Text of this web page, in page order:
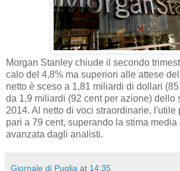
Morgan Stanley chiude il secondo
calo del 4,8% ma superiori alle attese
netto è sceso a 1,81 miliardi di dollari
da 1,9 miliardi (92 cent per azione) dello
2014. Al netto di voci straordinarie, l'utile
pari a 79 cent, superando la stima media
avanzata dagli analisti.
Giornale di Puglia at 14:35